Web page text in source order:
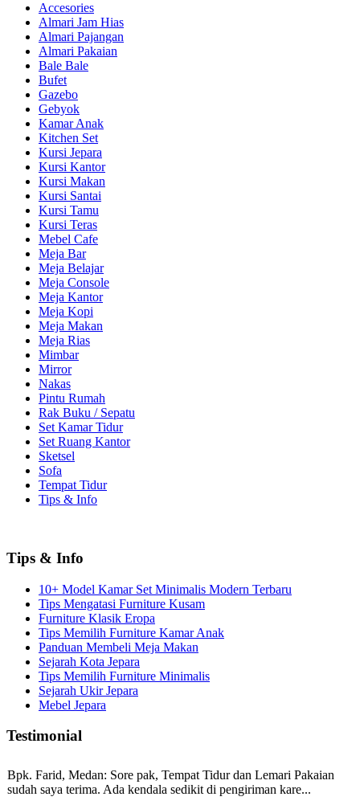
Accesories
Almari Jam Hias
Almari Pajangan
Almari Pakaian
Bale Bale
Bufet
Gazebo
Gebyok
Kamar Anak
Kitchen Set
Kursi Jepara
Kursi Kantor
Kursi Makan
Kursi Santai
Kursi Tamu
Kursi Teras
Mebel Cafe
Meja Bar
Meja Belajar
Meja Console
Meja Kantor
Meja Kopi
Meja Makan
Meja Rias
Mimbar
Mirror
Nakas
Pintu Rumah
Rak Buku / Sepatu
Set Kamar Tidur
Set Ruang Kantor
Sketsel
Sofa
Tempat Tidur
Tips & Info
Tips & Info
10+ Model Kamar Set Minimalis Modern Terbaru
Tips Mengatasi Furniture Kusam
Furniture Klasik Eropa
Tips Memilih Furniture Kamar Anak
Panduan Membeli Meja Makan
Sejarah Kota Jepara
Tips Memilih Furniture Minimalis
Sejarah Ukir Jepara
Mebel Jepara
Testimonial
Bpk. Farid, Medan: Sore pak, Tempat Tidur dan Lemari Pakaian
sudah saya terima. Ada kendala sedikit di pengiriman kare...